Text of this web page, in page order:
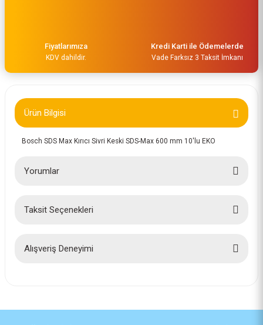
Fiyatlarımıza
KDV dahildir.
Kredi Karti ile Ödemelerde
Vade Farksız 3 Taksit İmkanı
Ürün Bilgisi
Bosch SDS Max Kırıcı Sivri Keski SDS-Max 600 mm 10'lu EKO
Yorumlar
Taksit Seçenekleri
Alışveriş Deneyimi